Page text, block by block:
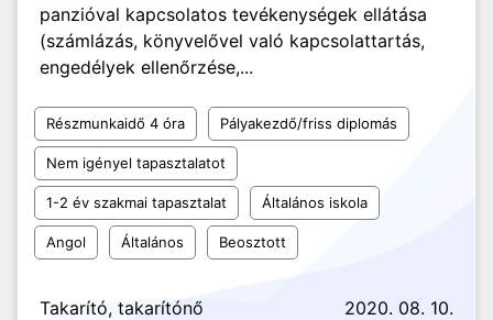
panzióval kapcsolatos tevékenységek ellátása
(számlázás, könyvelővel való kapcsolattartás,
engedélyek ellenőrzése,...
Részmunkaidő 4 óra Pályakezdő/friss diplomás
Nem igényel tapasztalatot
1-2 év szakmai tapasztalat Általános iskola
Angol Általános Beosztott
Takarító, takarítónő 2020. 08. 10.